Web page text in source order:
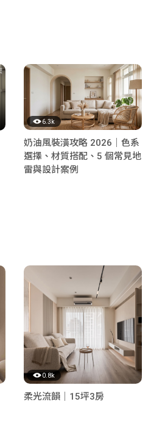
6.3k
奶油風裝潢攻略 2026｜色系
選擇、材質搭配、5 個常見地
雷與設計案例
0.8k
柔光流韻｜15坪3房